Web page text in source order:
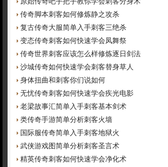
传奇脚本刺客如何修炼静之攻杀
复古传奇大服简单入手刺客三绝杀
变态传奇刺客如何快速学会凤舞祭
传奇世界刺客应该怎么样修炼逐日剑法
沙城传奇如何快速学会刺客替身草人
身体扭曲和刺客你们说如何
无忧传奇刺客如何快速学会疾光电影
老梁故事汇简单入手刺客基本剑术
类传奇手游简单分析刺客火墙
国际服传奇简单入手刺客地狱火
武侠游戏图简单分析刺客圣言术
精英传奇刺客如何快速学会净化术